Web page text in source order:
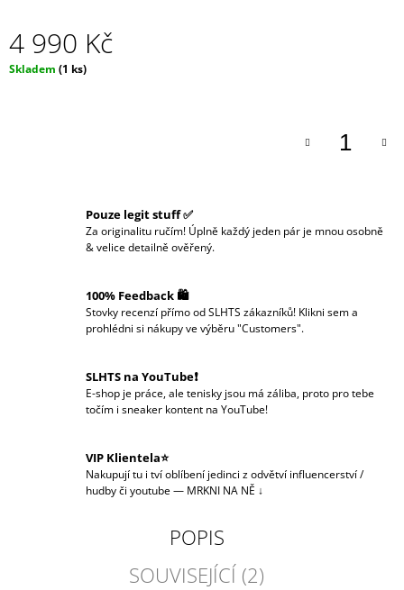
4 990 Kč
Měrná
Skladem (1 ks)
Pouze legit stuff ✅
Za originalitu ručím! Úplně každý jeden pár je mnou osobně
& velice detailně ověřený.
100% Feedback 🛍️
Stovky recenzí přímo od SLHTS zákazníků! Klikni sem a
prohlédni si nákupy ve výběru "Customers".
SLHTS na YouTube❗️
E-shop je práce, ale tenisky jsou má záliba, proto pro tebe
točím i sneaker kontent na YouTube!
VIP Klientela⭐
Nakupují tu i tví oblíbení jedinci z odvětví influencerství /
hudby či youtube — MRKNI NA NĚ ↓
POPIS
SOUVISEJÍCÍ (2)